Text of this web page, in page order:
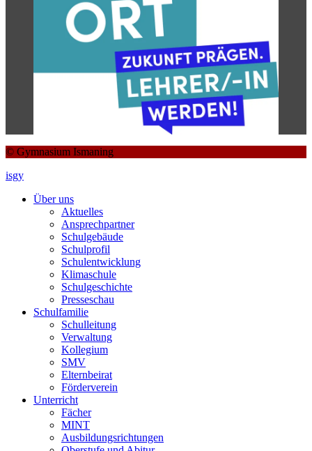
© Gymnasium Ismaning
isgy
Über uns
Aktuelles
Ansprechpartner
Schulgebäude
Schulprofil
Schulentwicklung
Klimaschule
Schulgeschichte
Presseschau
Schulfamilie
Schulleitung
Verwaltung
Kollegium
SMV
Elternbeirat
Förderverein
Unterricht
Fächer
MINT
Ausbildungsrichtungen